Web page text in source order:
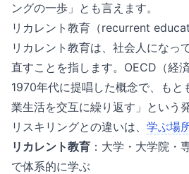
ングの一歩」とも言えます。
リカレント教育（recurrent
リカレント教育は、社会人になっ
直すことを指します。OECD（経
1970年代に提唱した概念で、もと
業生活を交互に繰り返す」という
リスキリングとの違いは、 学ぶ場
リカレント教育 ：大学・大学院・
で体系的に学ぶ